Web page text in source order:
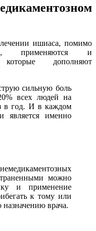
ишиаса, помимо
применяются и
дополняют
сильную боль
всех людей на
в год. И в каждом
является именно
можно
и применение
к тому или
врача.